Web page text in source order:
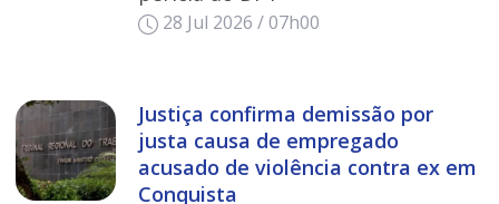
28 Jul 2026 / 07h00
Justiça confirma demissão por
justa causa de empregado
acusado de violência contra ex em
Conquista